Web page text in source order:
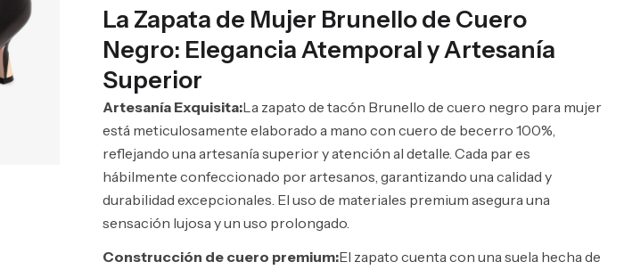
La Zapata de Mujer Brunello de Cuero
Negro: Elegancia Atemporal y Artesanía
Superior
Artesanía Exquisita:La zapato de tacón Brunello de cuero negro para mujer
está meticulosamente elaborado a mano con cuero de becerro 100%,
reflejando una artesanía superior y atención al detalle. Cada par es
hábilmente confeccionado por artesanos, garantizando una calidad y
durabilidad excepcionales. El uso de materiales premium asegura una
sensación lujosa y un uso prolongado.
Construcción de cuero premium:El zapato cuenta con una suela hecha de